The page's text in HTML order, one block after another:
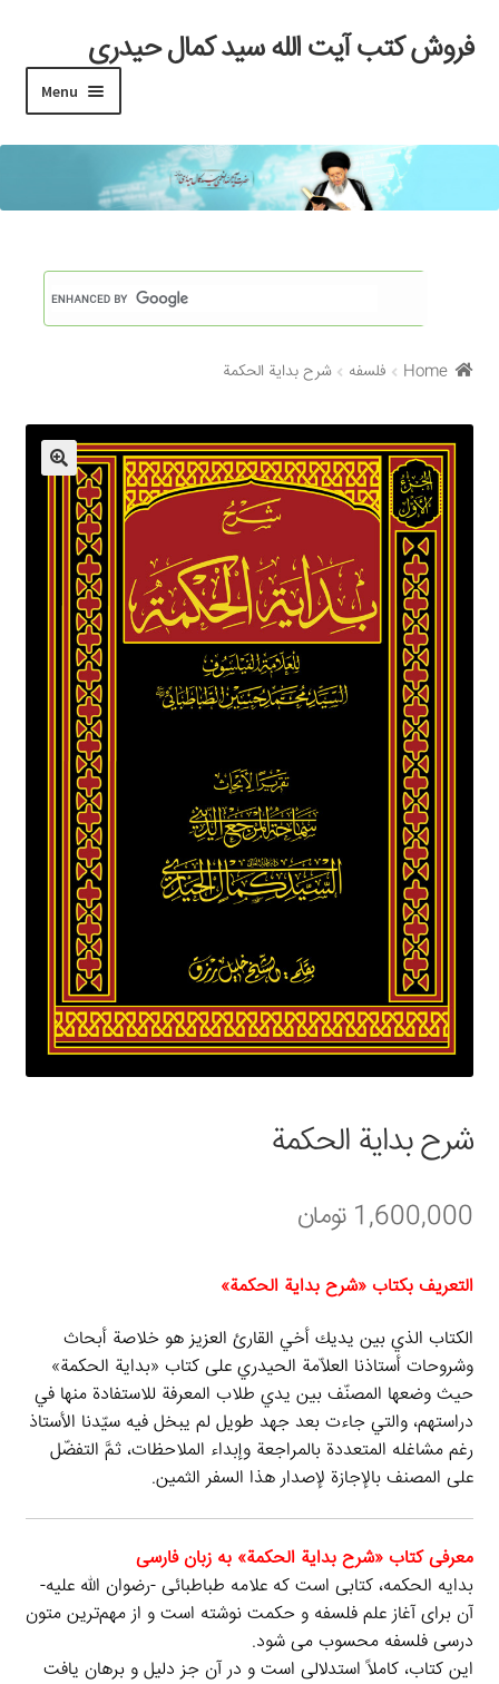
Skip
to
Skip
to
فروش کتب آیت الله سید کمال حیدری
Menu
خانه
#97 (بدون عنوان)
Checkout
My account
Search Results
Shop
برگه نمونه
برگه نمونه
پرداخت
تماس با ما
ثبت شکایات
حساب کاربری من
درباره ما
سبد خرید
Home فلسفه شرح بداية الحكمة
شرح بداية الحكمة
1,600,000 تومان
التعريف بكتاب «شرح بداية الحكمة»
الكتاب الذي بين يديك أخي القارئ العزيز هو خلاصة أبحاث
وشروحات أستاذنا العلاّمة الحيدري على كتاب «بداية الحكمة»
حيث وضعها المصنّف بين يدي طلاب المعرفة للاستفادة منها في
دراستهم، والتي جاءت بعد جهد طويل لم يبخل فيه سيّدنا الأستاذ
رغم مشاغله المتعددة بالمراجعة وإبداء الملاحظات، ثمَّ التفضّل
على المصنف بالإجازة لإصدار هذا السفر الثمين.
معرفی کتاب «شرح بداية الحكمة» به زبان فارسی
بدایه ‏الحکمه، کتابی است که علامه طباطبائی -رضوان اللّه علیه-
آن برای آغاز علم فلسفه و حکمت نوشته است و از مهم‌ترین متون
درسی فلسفه محسوب می شود.
این کتاب، کاملاً استدلالی است و در آن جز دلیل و برهان یافت